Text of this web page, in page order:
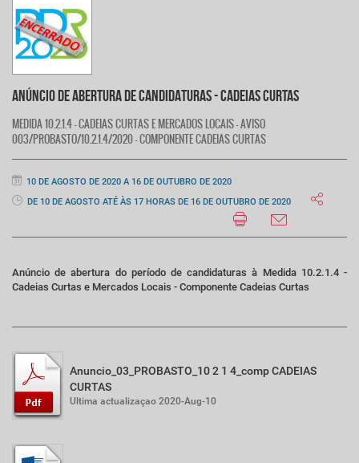
ANÚNCIO DE ABERTURA DE CANDIDATURAS - CADEIAS CURTAS
MEDIDA 10.2.1.4 - CADEIAS CURTAS E MERCADOS LOCAIS - AVISO
003/PROBASTO/10.2.1.4/2020 - COMPONENTE CADEIAS CURTAS
10 DE AGOSTO DE 2020 A 16 DE OUTUBRO DE 2020
DE 10 DE AGOSTO ATÉ ÀS 17 HORAS DE 16 DE OUTUBRO DE 2020
Anúncio de abertura do período de candidaturas à Medida 10.2.1.4 -
Cadeias Curtas e Mercados Locais - Componente Cadeias Curtas
Anuncio_03_PROBASTO_10 2 1 4_comp CADEIAS
CURTAS
Ultima actualizaçao 2020-Aug-10